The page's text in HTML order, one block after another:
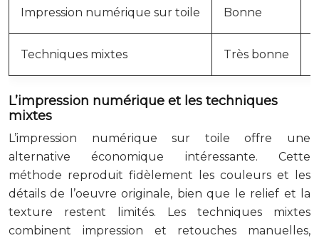
Impression numérique sur toile Bonne
Techniques mixtes Très bonne
L’impression numérique et les techniques
mixtes
L’impression numérique sur toile offre une
alternative économique intéressante. Cette
méthode reproduit fidèlement les couleurs et les
détails de l’oeuvre originale, bien que le relief et la
texture restent limités. Les techniques mixtes
combinent impression et retouches manuelles,